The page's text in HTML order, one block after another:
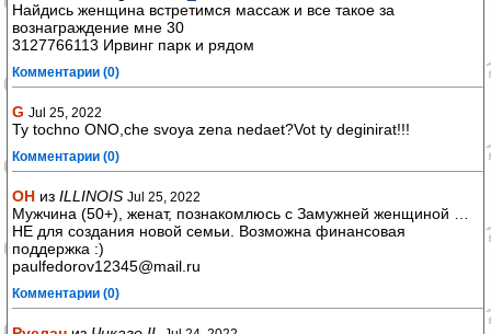
Найдись женщина встретимся массаж и все такое за
вознаграждение мне 30
3127766113 Ирвинг парк и рядом
Комментарии (0)
G Jul 25, 2022
Ty tochno ONO,che svoya zena nedaet?Vot ty deginirat!!!
Комментарии (0)
ОН из ILLINOIS Jul 25, 2022
Мужчина (50+), женат, познакомлюсь с Замужней женщиной …
НЕ для создания новой семьи. Возможна финансовая
поддержка :)
paulfedorov12345@mail.ru
Комментарии (0)